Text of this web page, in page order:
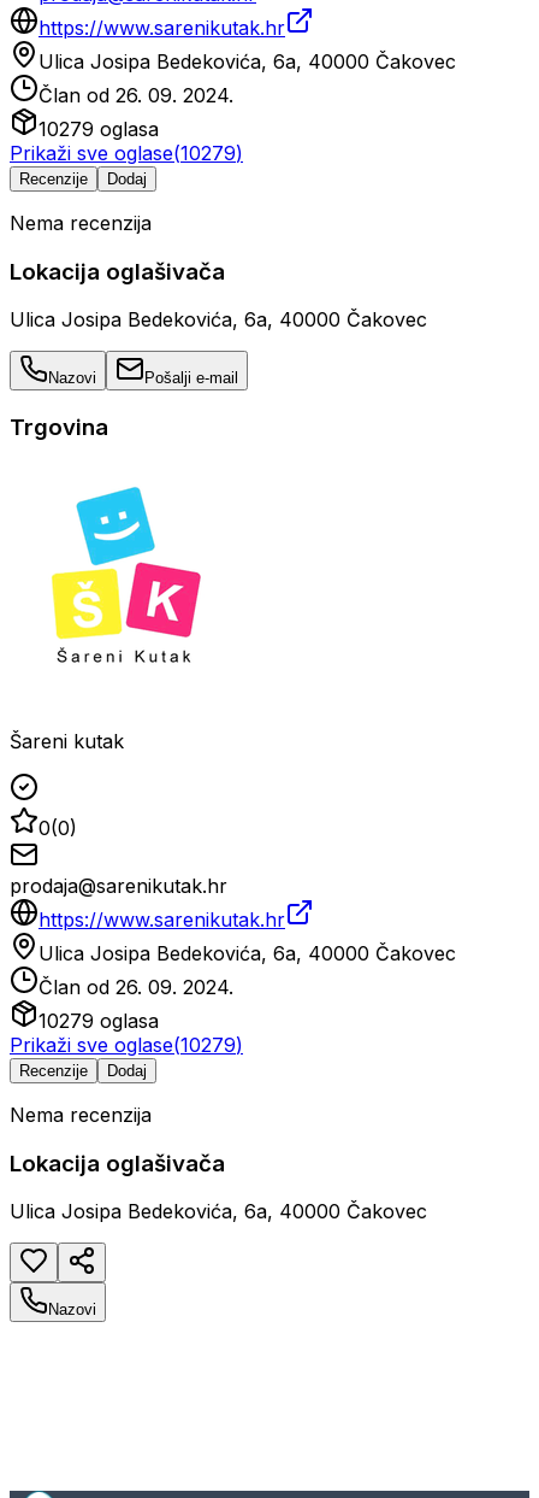
https://www.sarenikutak.hr
Ulica Josipa Bedekovića, 6a, 40000 Čakovec
Član od 26. 09. 2024.
10279 oglasa
Prikaži sve oglase(10279)
Recenzije Dodaj
Nema recenzija
Lokacija oglašivača
Ulica Josipa Bedekovića, 6a, 40000 Čakovec
Nazovi Pošalji e-mail
Trgovina
Šareni kutak
0(0)
prodaja@sarenikutak.hr
https://www.sarenikutak.hr
Ulica Josipa Bedekovića, 6a, 40000 Čakovec
Član od 26. 09. 2024.
10279 oglasa
Prikaži sve oglase(10279)
Recenzije Dodaj
Nema recenzija
Lokacija oglašivača
Ulica Josipa Bedekovića, 6a, 40000 Čakovec
Nazovi